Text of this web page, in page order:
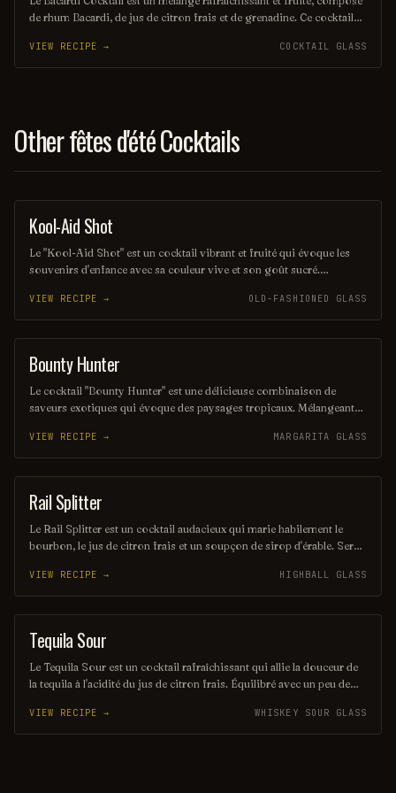
de rhum Bacardi, de jus de citron frais et de grenadine. Ce cocktail
tropicales et une ambiance estivale. Parfait pour les amateurs de
rhum, il séduit par sa simplicité et son goût délicat.
VIEW RECIPE → COCKTAIL GLASS
Other fêtes d'été Cocktails
SHOT
Kool-Aid Shot
Le "Kool-Aid Shot" est un cocktail vibrant et fruité qui évoque les
souvenirs d'enfance avec sa couleur vive et son goût sucré.
Aid, ce shot rafraîchissant est parfait pour les fêtes et les soirées
entre amis. Sa simplicité et son côté ludique en font un choix
populaire pour ceux qui cherchent à s'amuser.
VIEW RECIPE → OLD-FASHIONED GLASS
COCKTAIL
Bounty Hunter
Le cocktail "Bounty Hunter" est une délicieuse combinaison de
saveurs exotiques qui évoque des paysages tropicaux. Mélangeant
expérience rafraîchissante et envoûtante, parfaite pour les amateurs
de cocktails d'été. Sa présentation colorée et son goût unique en
font un véritable trésor à découvrir.
VIEW RECIPE → MARGARITA GLASS
COCKTAIL
Rail Splitter
Le Rail Splitter est un cocktail audacieux qui marie habilement le
bourbon, le jus de citron frais et un soupçon de sirop d'érable. Servi
évoquant les saveurs rustiques du terroir américain. Parfait pour les
amateurs de cocktails classiques revisités, il saura séduire vos
papilles.
VIEW RECIPE → HIGHBALL GLASS
ORDINARY DRINK
Tequila Sour
Le Tequila Sour est un cocktail rafraîchissant qui allie la douceur de
la tequila à l'acidité du jus de citron frais. Équilibré avec un peu de
veloutée, il offre une expérience gustative à la fois vive et onctueuse.
Parfait pour les amateurs de cocktails qui recherchent une touche
VIEW RECIPE → WHISKEY SOUR GLASS